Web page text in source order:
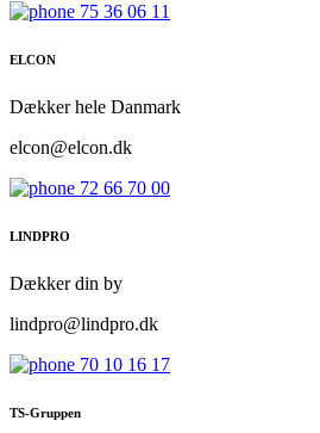
75 36 06 11
ELCON
Dækker hele Danmark
elcon@elcon.dk
72 66 70 00
LINDPRO
Dækker din by
lindpro@lindpro.dk
70 10 16 17
TS-Gruppen